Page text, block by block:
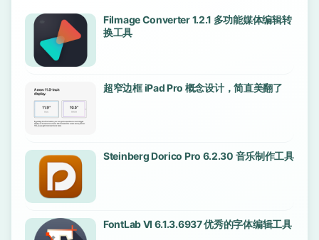
Filmage Converter 1.2.1 多功能媒体编辑转
换工具
超窄边框 iPad Pro 概念设计，简直美翻了
Steinberg Dorico Pro 6.2.30 音乐制作工具
FontLab VI 6.1.3.6937 优秀的字体编辑工具